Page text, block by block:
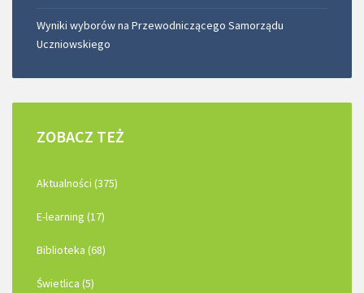
Wyniki wyborów na Przewodniczącego Samorządu
Uczniowskiego
ZOBACZ TEŻ
Aktualności (375)
E-learning (17)
Biblioteka (68)
Świetlica (5)